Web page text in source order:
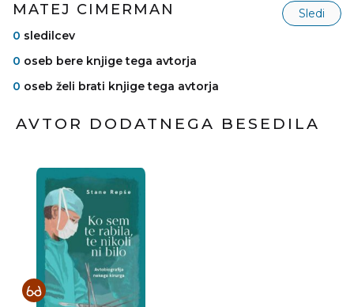
MATEJ CIMERMAN
Sledi
0 sledilcev
0 oseb bere knjige tega avtorja
0 oseb želi brati knjige tega avtorja
AVTOR DODATNEGA BESEDILA